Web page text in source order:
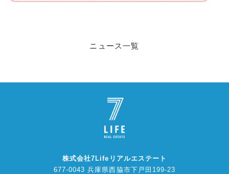
ニュース一覧
株式会社7Lifeリアルエステート
677-0043 兵庫県西脇市下戸田199-23